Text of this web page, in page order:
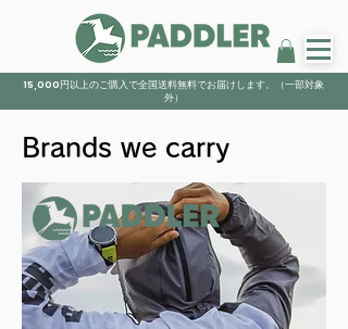
15,000円以上のご購入で全国送料無料でお届けします。（一部対象
外）
Brands we carry